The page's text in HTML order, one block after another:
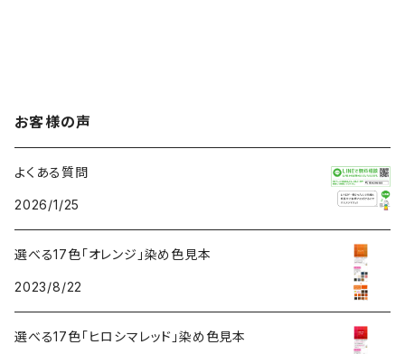
お客様の声
よくある質問
2026/1/25
選べる17色「オレンジ」染め色見本
2023/8/22
選べる17色「ヒロシマレッド」染め色見本